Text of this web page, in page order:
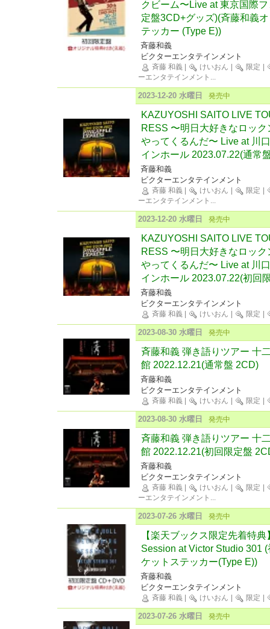
クビーム〜Live at 東京国際
定盤3CD+グッズ)(斉藤和義
テッカー (Type E))
斉藤和義
ビクターエンタテインメント
斉藤 和義 けいおん 限定
ーエンタテインメント ...
2023-12-20 水曜日 発売中
KAZUYOSHI SAITO LIVE
RESS 〜明日大好きなロッ
やってくるんだ〜 Live at 川
インホール 2023.07.22(通常
斉藤和義
ビクターエンタテインメント
斉藤 和義 けいおん 限定
ーエンタテインメント ...
2023-12-20 水曜日 発売中
KAZUYOSHI SAITO LIVE
RESS 〜明日大好きなロッ
やってくるんだ〜 Live at 川
インホール 2023.07.22(初回
斉藤和義
ビクターエンタテインメント
斉藤 和義 けいおん 限定
2023-08-30 水曜日 発売中
斉藤和義 弾き語りツアー 十
館 2022.12.21(通常盤 2CD)
斉藤和義
ビクターエンタテインメント
斉藤 和義 けいおん 限定
2023-08-30 水曜日 発売中
斉藤和義 弾き語りツアー 十
館 2022.12.21(初回限定盤
斉藤和義
ビクターエンタテインメント
斉藤 和義 けいおん 限定
ーエンタテインメント ...
2023-07-26 水曜日 発売中
【楽天ブックス限定先着特
Session at Victor Studio 301
ケットステッカー(Type E))
斉藤和義
ビクターエンタテインメント
斉藤 和義 けいおん 限定
2023-07-26 水曜日 発売中